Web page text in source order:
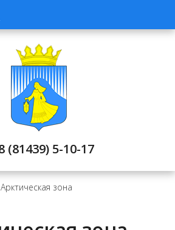
(81439) 5-10-17
Арктическая зона